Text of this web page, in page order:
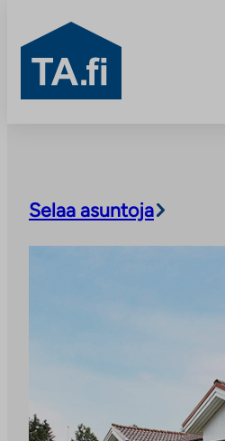
TA.fi
Selaa asuntoja